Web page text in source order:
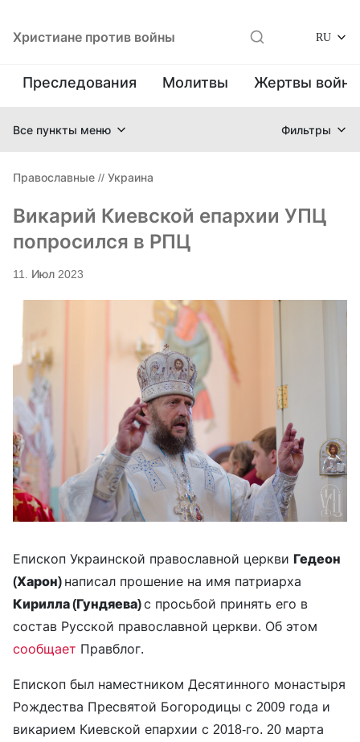
Христиане против войны RU
Преследования Молитвы Жертвы
Все пункты меню Фильтры
Православные // Украина
Викарий Киевской епархии УПЦ
попросился в РПЦ
11. Июл 2023
Епископ Украинской православной церкви Гедеон
(Харон) написал прошение на имя патриарха
Кирилла (Гундяева)с просьбой принять его в
состав Русской православной церкви. Об этом
сообщает Правблог.
Епископ был наместником Десятинного монастыря
Рождества Пресвятой Богородицы с 2009 года и
викарием Киевской епархии с 2018-го. 20 марта